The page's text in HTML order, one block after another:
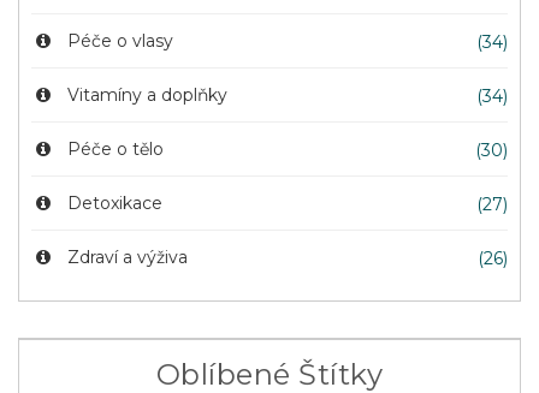
Péče o vlasy (34)
Vitamíny a doplňky (34)
Péče o tělo (30)
Detoxikace (27)
Zdraví a výživa (26)
Oblíbené Štítky